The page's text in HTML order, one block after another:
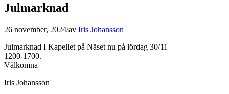
Julmarknad
26 november, 2024/av Iris Johansson
Julmarknad I Kapellet på Näset nu på lördag 30/11
1200-1700.
Välkomna
Iris Johansson